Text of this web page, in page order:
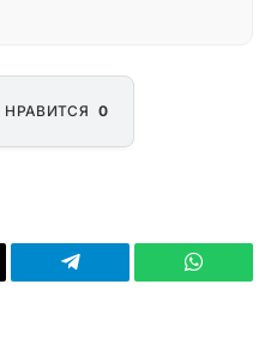
НРАВИТСЯ 0
Telegram